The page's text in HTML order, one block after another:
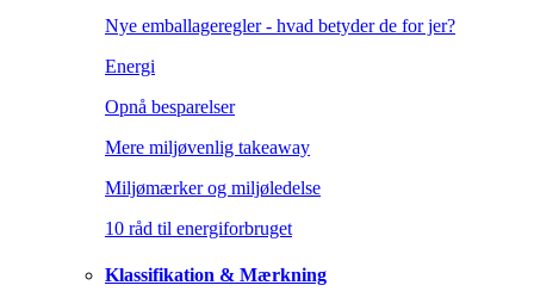
Nye emballageregler - hvad betyder de for jer?
Energi
Opnå besparelser
Mere miljøvenlig takeaway
Miljømærker og miljøledelse
10 råd til energiforbruget
Klassifikation & Mærkning